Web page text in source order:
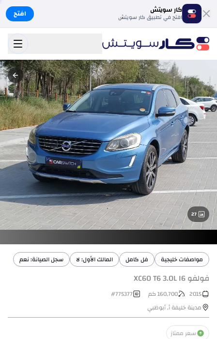
كار سويتش
افتح في تطبيق كار سويتش افتح
27
مواصفات خليجية فل كامل المالك الأول: لا سجل الصيانة: نعم
فولفو XC60 T6 3.0L I6
2015
160,700كم #775377
مدينة خليفة أ,أبوظبي
سعر ممتاز